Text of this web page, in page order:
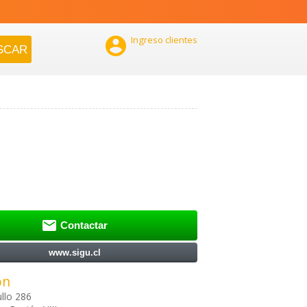
 Ingreso clientes
 Contactar
www.sigu.cl
286